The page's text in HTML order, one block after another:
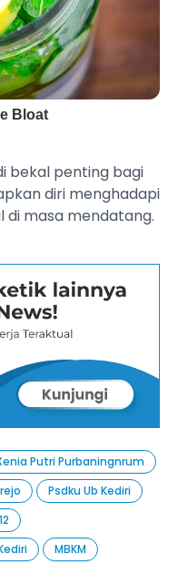
bekal penting bagi
diri menghadapi
di masa mendatang.
Putri Purbaningnrum
Psdku Ub Kediri
MBKM